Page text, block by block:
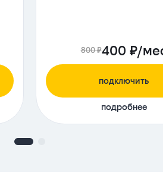
800 ₽400 ₽/
подключить
подробнее